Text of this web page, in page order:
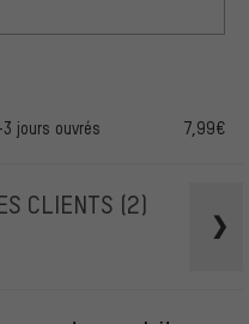
jours ouvrés 7,99€
CLIENTS (2)